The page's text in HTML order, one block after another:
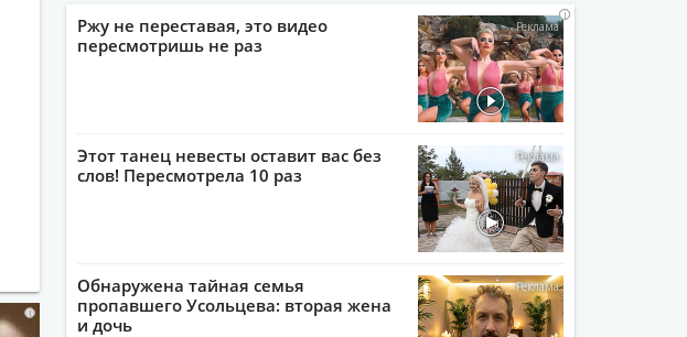
i
i
Ржу не переставая, это видео
пересмотришь не раз
i
Этот танец невесты оставит вас без
слов! Пересмотрела 10 раз
i
Обнаружена тайная семья
пропавшего Усольцева: вторая жена
и дочь
i